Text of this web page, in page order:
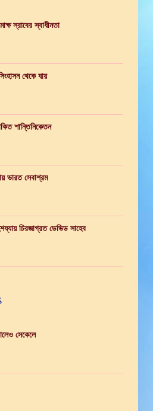
স্রাবের স্বাধীনতা
থেকে যায়
শান্তিনিকেতন
ভারত সেবাশ্রম
চিরজাগ্রত ডেভিড সাহেব
সেকেলে